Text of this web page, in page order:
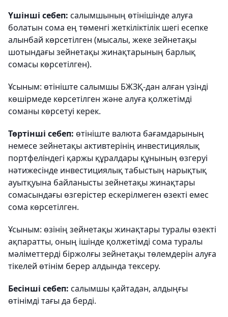
Үшінші себеп: салымшының өтінішінде алуға
болатын сома ең төменгі жеткіліктілік шегі есепке
алынбай көрсетілген (мысалы, жеке зейнетақы
шотындағы зейнетақы жинақтарының барлық
сомасы көрсетілген).
Ұсыным: өтініште салымшы БЖЗҚ-дан алған үзінді
көшірмеде көрсетілген және алуға қолжетімді
соманы көрсетуі керек.
Төртінші себеп: өтініште валюта бағамдарының
немесе зейнетақы активтерінің инвестициялық
портфеліндегі қаржы құралдары құнының өзгеруі
нәтижесінде инвестициялық табыстың нарықтық
ауытқуына байланысты зейнетақы жинақтары
сомасындағы өзгерістер ескерілмеген өзекті емес
сома көрсетілген.
Ұсыным: өзінің зейнетақы жинақтары туралы өзекті
ақпаратты, оның ішінде қолжетімді сома туралы
мәліметтерді біржолғы зейнетақы төлемдерін алуға
тікелей өтінім берер алдында тексеру.
Бесінші себеп: салымшы қайтадан, алдыңғы
өтінімді тағы да берді.